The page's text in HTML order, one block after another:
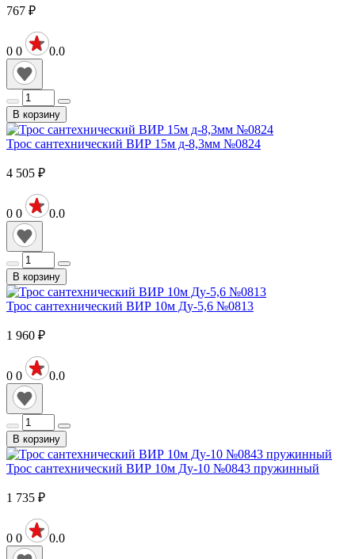
767 ₽
0 0 0.0
В корзину
Трос сантехнический ВИР 15м д-8,3мм №0824
4 505 ₽
0 0 0.0
В корзину
Трос сантехнический ВИР 10м Ду-5,6 №0813
1 960 ₽
0 0 0.0
В корзину
Трос сантехнический ВИР 10м Ду-10 №0843 пружинный
1 735 ₽
0 0 0.0